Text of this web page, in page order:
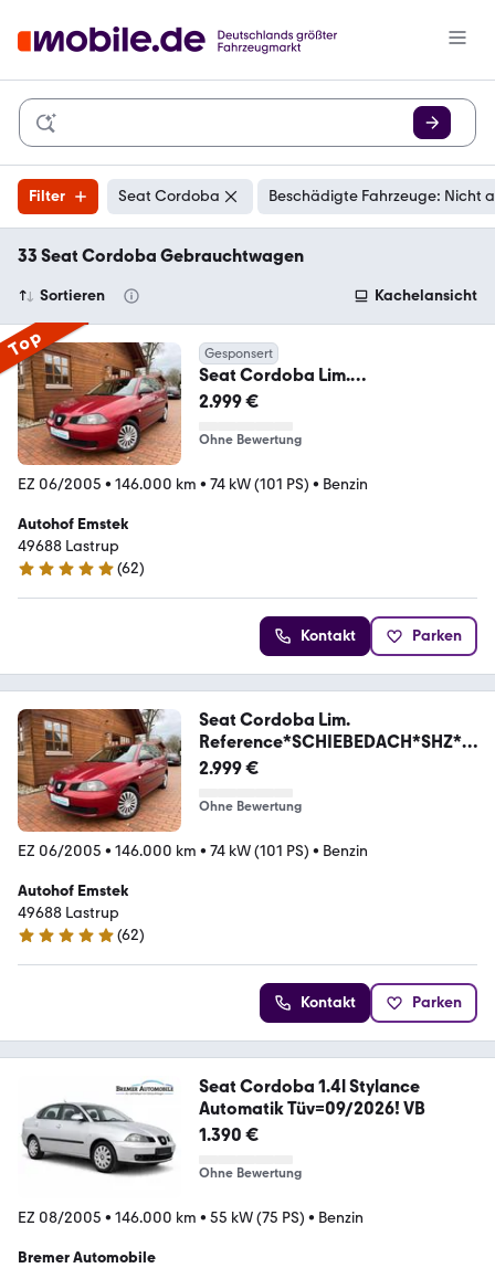
Filter Seat Cordoba Beschädigte Fahrzeuge: Nicht
33 Seat Cordoba Gebrauchtwagen
Sortieren Kachelansicht
Top Gesponsert
Seat Cordoba Lim.
Reference*SCHIEBEDACH*SHZ*P
2.999 €
Ohne Bewertung
EZ 06/2005 • 146.000 km • 74 kW (101 PS) • Benzin
Autohof Emstek
49688 Lastrup
5 Sterne
(62)
Kontakt Parken
Seat Cordoba Lim.
Reference*SCHIEBEDACH*SHZ*P
DC
2.999 €
Ohne Bewertung
EZ 06/2005 • 146.000 km • 74 kW (101 PS) • Benzin
Autohof Emstek
49688 Lastrup
5 Sterne
(62)
Kontakt Parken
Seat Cordoba 1.4l Stylance
Automatik Tüv=09/2026! VB
1.390 €
Ohne Bewertung
EZ 08/2005 • 146.000 km • 55 kW (75 PS) • Benzin
Bremer Automobile